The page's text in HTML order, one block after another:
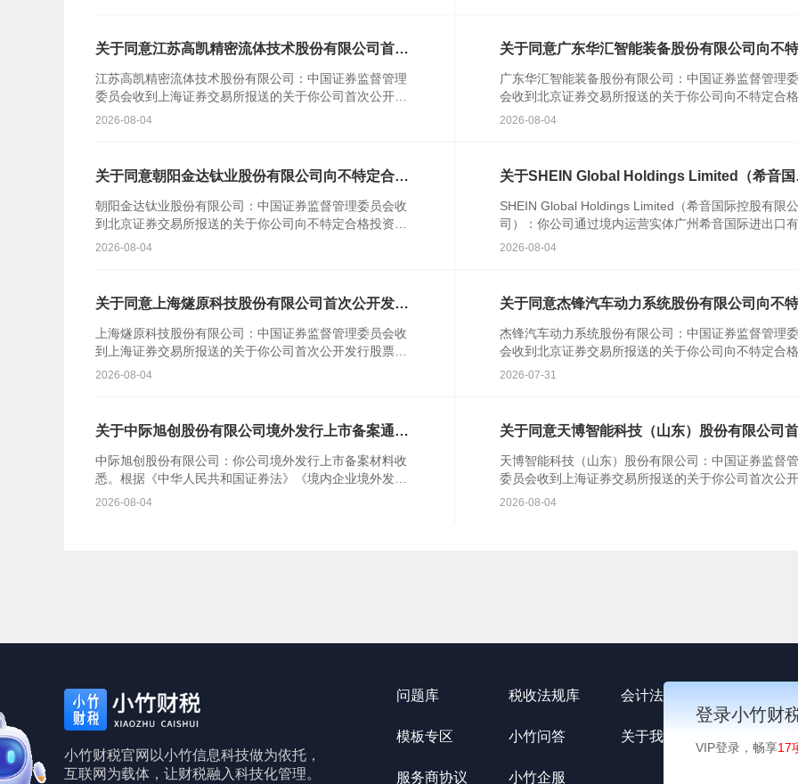
关于同意江苏高凯精密流体技术股份有限公司首次
江苏高凯精密流体技术股份有限公司：中国证券监督管理
委员会收到上海证券交易所报送的关于你公司首次公开发
行股票并在科创板上市的审核意见及你公司注册申请文
2026-08-04
关于同意广东华汇智能装备股份有限公司向不
广东华汇智能装备股份有限公司：中国证券监督管理
会收到北京证券交易所报送的关于你公司向不特定合格
资者公开发行股票并在北京证券交易所上市的审核意见
2026-08-04
关于同意朝阳金达钛业股份有限公司向不特定合格
朝阳金达钛业股份有限公司：中国证券监督管理委员会收
到北京证券交易所报送的关于你公司向不特定合格投资者
公开发行股票并在北京证券交易所上市的审核意见及你公
2026-08-04
关于SHEIN Global Holdings Limited（希音国
SHEIN Global Holdings Limited（希音国际控股有限公
司）：你公司通过境内运营实体广州希音国际进出口有
公司提交的境外发行上市备案材料收...
2026-08-04
关于同意上海燧原科技股份有限公司首次公开发行
上海燧原科技股份有限公司：中国证券监督管理委员会收
到上海证券交易所报送的关于你公司首次公开发行股票并
在科创板上市的审核意见及你公司注册申请文件。根据
2026-08-04
关于同意杰锋汽车动力系统股份有限公司向不
杰锋汽车动力系统股份有限公司：中国证券监督管理
会收到北京证券交易所报送的关于你公司向不特定合格
资者公开发行股票并在北京证券交易所上市的审核意见
2026-07-31
关于中际旭创股份有限公司境外发行上市备案通知
中际旭创股份有限公司：你公司境外发行上市备案材料收
悉。根据《中华人民共和国证券法》《境内企业境外发行
证券和上市管理试行办法》等规定，我会对备案事项通知
2026-08-04
关于同意天博智能科技（山东）股份有限公司
天博智能科技（山东）股份有限公司：中国证券监督
委员会收到上海证券交易所报送的关于你公司首次公开
行股票并在主板上市的审核意见及你公司注册申请文件
2026-08-04
小竹财税官网以小竹信息科技做为依托，
互联网为载体，让财税融入科技化管理。
问题库 税收法规库 会计法规库
模板专区 小竹问答 关于我们
服务商协议 小竹企服
登录小竹财
VIP登录，畅享17